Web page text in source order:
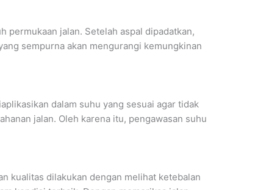
permukaan jalan. Setelah aspal dipadatkan,
sempurna akan mengurangi kemungkinan
dalam suhu yang sesuai agar tidak
jalan. Oleh karena itu, pengawasan suhu
kualitas dilakukan dengan melihat ketebalan